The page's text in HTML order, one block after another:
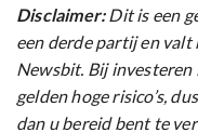
Disclaimer:Dit is een
een derde partij en
Newsbit. Bij
gelden hoge risico’s,
dan u bereid bent te